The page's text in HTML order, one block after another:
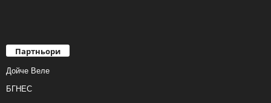
Партньори
Дойче Веле
БГНЕС